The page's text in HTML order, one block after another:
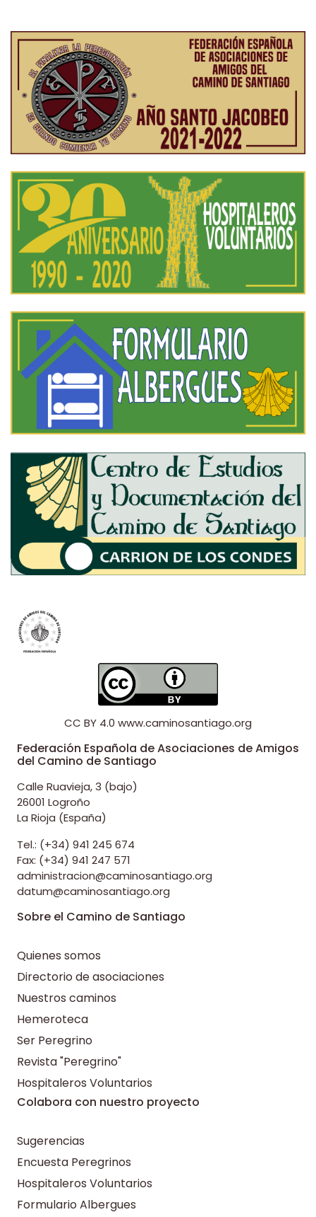
CC BY 4.0 www.caminosantiago.org
Federación Española de Asociaciones de Amigos
del Camino de Santiago
Calle Ruavieja, 3 (bajo)
26001 Logroño
La Rioja (España)
Tel.: (+34) 941 245 674
Fax: (+34) 941 247 571
administracion@caminosantiago.org
datum@caminosantiago.org
Sobre el Camino de Santiago
Quienes somos
Directorio de asociaciones
Nuestros caminos
Hemeroteca
Ser Peregrino
Revista "Peregrino"
Hospitaleros Voluntarios
Colabora con nuestro proyecto
Sugerencias
Encuesta Peregrinos
Hospitaleros Voluntarios
Formulario Albergues